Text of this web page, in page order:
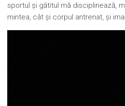
sportul și gătitul mă disciplinează,
mintea, cât și corpul antrenat, și